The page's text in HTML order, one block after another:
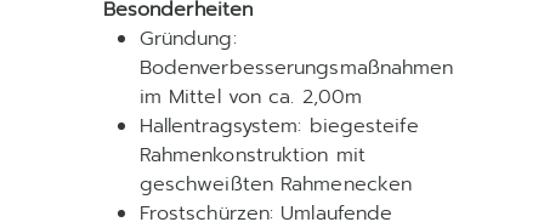
Besonderheiten
Gründung:
Bodenverbesserungsmaßnahmen
im Mittel von ca. 2,00m
Hallentragsystem: biegesteife
Rahmenkonstruktion mit
geschweißten Rahmenecken
Frostschürzen: Umlaufende